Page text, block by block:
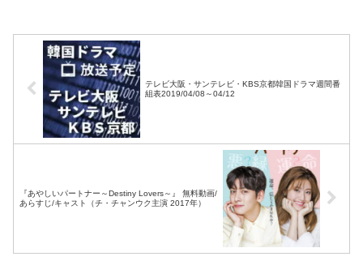
テレビ大阪・サンテレビ・KBS京都韓国ドラマ週間番
組表2019/04/08～04/12
『あやしいパートナー～Destiny Lovers～』 無料動画/
あらすじ/キャスト（チ・チャンウク主演 2017年）